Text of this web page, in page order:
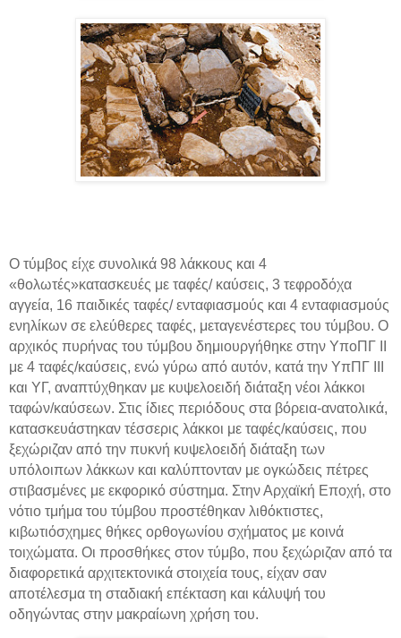
Ο τύμβος είχε συνολικά 98 λάκκους και 4
«θολωτές»κατασκευές με ταφές/ καύσεις, 3 τεφροδόχα
αγγεία, 16 παιδικές ταφές/ ενταφιασμούς και 4 ενταφιασμούς
ενηλίκων σε ελεύθερες ταφές, μεταγενέστερες του τύμβου. Ο
αρχικός πυρήνας του τύμβου δημιουργήθηκε στην ΥποΠΓ ΙΙ
με 4 ταφές/καύσεις, ενώ γύρω από αυτόν, κατά την ΥπΠΓ ΙΙΙ
και ΥΓ, αναπτύχθηκαν με κυψελοειδή διάταξη νέοι λάκκοι
ταφών/καύσεων. Στις ίδιες περιόδους στα βόρεια-ανατολικά,
κατασκευάστηκαν τέσσερις λάκκοι με ταφές/καύσεις, που
ξεχώριζαν από την πυκνή κυψελοειδή διάταξη των
υπόλοιπων λάκκων και καλύπτονταν με ογκώδεις πέτρες
στιβασμένες με εκφορικό σύστημα. Στην Αρχαϊκή Εποχή, στο
νότιο τμήμα του τύμβου προστέθηκαν λιθόκτιστες,
κιβωτιόσχημες θήκες ορθογωνίου σχήματος με κοινά
τοιχώματα. Οι προσθήκες στον τύμβο, που ξεχώριζαν από τα
διαφορετικά αρχιτεκτονικά στοιχεία τους, είχαν σαν
αποτέλεσμα τη σταδιακή επέκταση και κάλυψή του
οδηγώντας στην μακραίωνη χρήση του.